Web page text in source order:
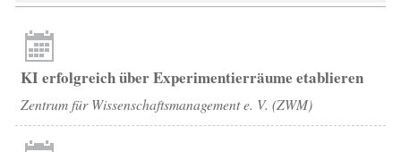
KI erfolgreich über Experimentierräume etablieren
Zentrum für Wissenschaftsmanagement e. V. (ZWM)